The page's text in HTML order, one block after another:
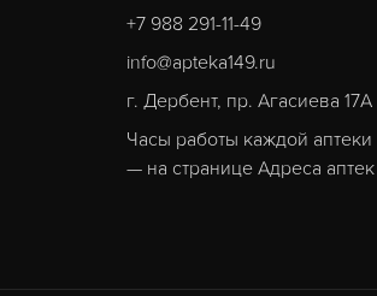
+7 988 291-11-49
info@apteka149.ru
г. Дербент, пр. Агасиева 17А
Часы работы каждой аптеки
— на странице Адреса аптек